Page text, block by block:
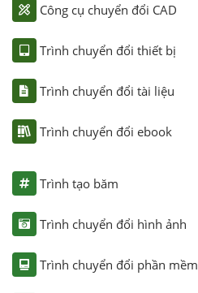
Công cụ chuyển đổi CAD
Trình chuyển đổi thiết bị
Trình chuyển đổi tài liệu
Trình chuyển đổi ebook
Trình tạo băm
Trình chuyển đổi hình ảnh
Trình chuyển đổi phần mềm